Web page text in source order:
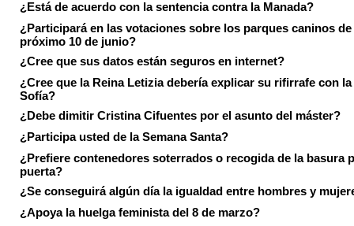
¿Está de acuerdo con la sentencia contra la Manada?
¿Participará en las votaciones sobre los parques caninos de
próximo 10 de junio?
¿Cree que sus datos están seguros en internet?
¿Cree que la Reina Letizia debería explicar su rifirrafe con la
Sofía?
¿Debe dimitir Cristina Cifuentes por el asunto del máster?
¿Participa usted de la Semana Santa?
¿Prefiere contenedores soterrados o recogida de la basura
puerta?
¿Se conseguirá algún día la igualdad entre hombres y
¿Apoya la huelga feminista del 8 de marzo?